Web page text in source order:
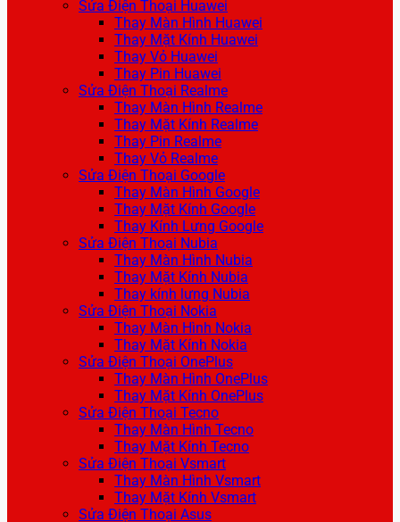
Sửa Điện Thoại Huawei
Thay Màn Hình Huawei
Thay Mặt Kính Huawei
Thay Vỏ Huawei
Thay Pin Huawei
Sửa Điện Thoại Realme
Thay Màn Hình Realme
Thay Mặt Kính Realme
Thay Pin Realme
Thay Vỏ Realme
Sửa Điện Thoại Google
Thay Màn Hình Google
Thay Mặt Kính Google
Thay Kính Lưng Google
Sửa Điện Thoại Nubia
Thay Màn Hình Nubia
Thay Mặt Kính Nubia
Thay kính lưng Nubia
Sửa Điện Thoại Nokia
Thay Màn Hình Nokia
Thay Mặt Kính Nokia
Sửa Điện Thoại OnePlus
Thay Màn Hình OnePlus
Thay Mặt Kính OnePlus
Sửa Điện Thoại Tecno
Thay Màn Hình Tecno
Thay Mặt Kính Tecno
Sửa Điện Thoại Vsmart
Thay Màn Hình Vsmart
Thay Mặt Kính Vsmart
Sửa Điện Thoại Asus